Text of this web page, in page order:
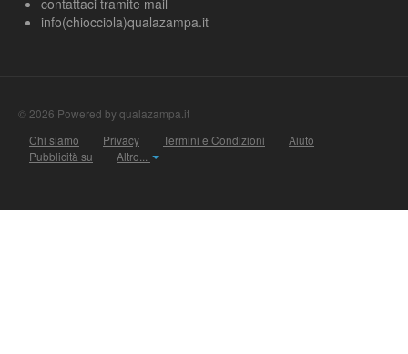
info(chiocciola)qualazampa.it
© 2026 Powered by qualazampa.it
Chi siamo
Privacy Termini e Condizioni
Aiuto
Pubblicità su
Altro...